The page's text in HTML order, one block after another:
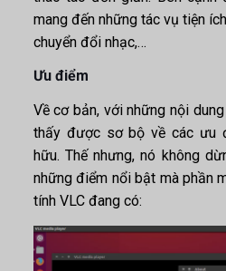
mang đến những tác vụ tiện
chuyển đổi nhạc,…
Ưu điểm
Về cơ bản, với những nội
thấy được sơ bộ về các ưu
hữu. Thế nhưng, nó không
những điểm nổi bật màphần
tính VLC đang có: